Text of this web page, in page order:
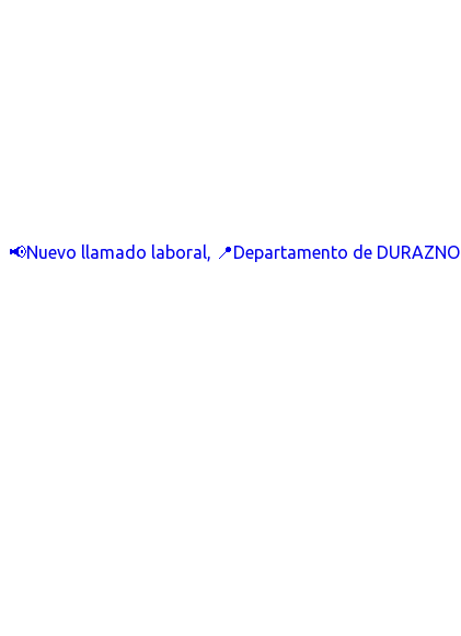
📢Nuevo llamado laboral, 📍Departamento de DURAZNO